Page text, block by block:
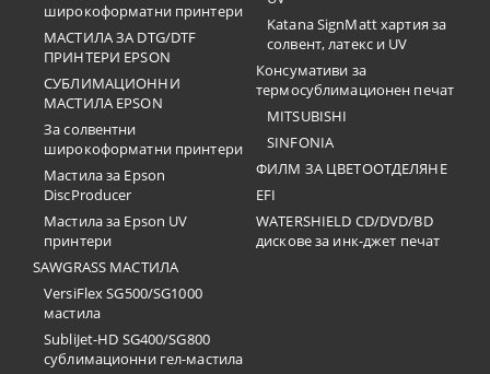
широкоформатни принтери
МАСТИЛА ЗА DTG/DTF
ПРИНТЕРИ EPSON
СУБЛИМАЦИОННИ
МАСТИЛА EPSON
За солвентни
широкоформатни принтери
Мастила за Epson
DiscProducer
Мастила за Epson UV
принтери
SAWGRASS МАСТИЛА
VersiFlex SG500/SG1000
мастила
SubliJet-HD SG400/SG800
сублимационни гел-мастила
Katana SignMatt хартия за
солвент, латекс и UV
Консумативи за
термосублимационен печат
MITSUBISHI
SINFONIA
ФИЛМ ЗА ЦВЕТООТДЕЛЯНЕ
EFI
WATERSHIELD CD/DVD/BD
дискове за инк-джет печат